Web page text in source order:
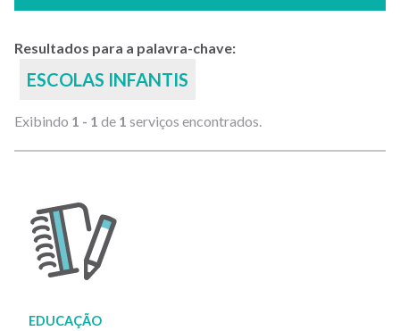
Resultados para a palavra-chave:
ESCOLAS INFANTIS
Exibindo 1 - 1 de 1 serviços encontrados.
EDUCAÇÃO